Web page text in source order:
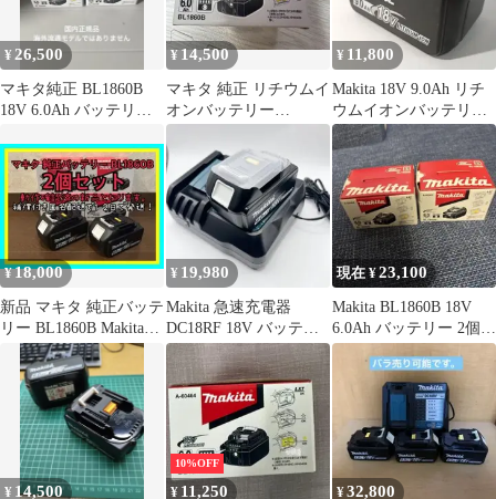
¥ 26,500
マキタ純正 BL1860B
18V 6.0Ah バッテリー 2
¥ 14,500
マキタ 純正 リチウムイ
オンバッテリー
BL1860B 18V 6.0Ah
¥ 11,800
Makita 18V 9.0Ah リチ
ウムイオンバッテリー
BL1860B
¥18,000
新品 マキタ 純正バッテ
リー BL1860B Makita
18V 2個セット
¥ 19,980
Makita 急速充電器
DC18RF 18V バッテリ
ーセット BL1860B
現在 ¥23,100
Makita BL1860B 18V
6.0Ah バッテリー 2個セ
ット
¥ 14,500
10%OFF
¥ 11,250 ¥32,800